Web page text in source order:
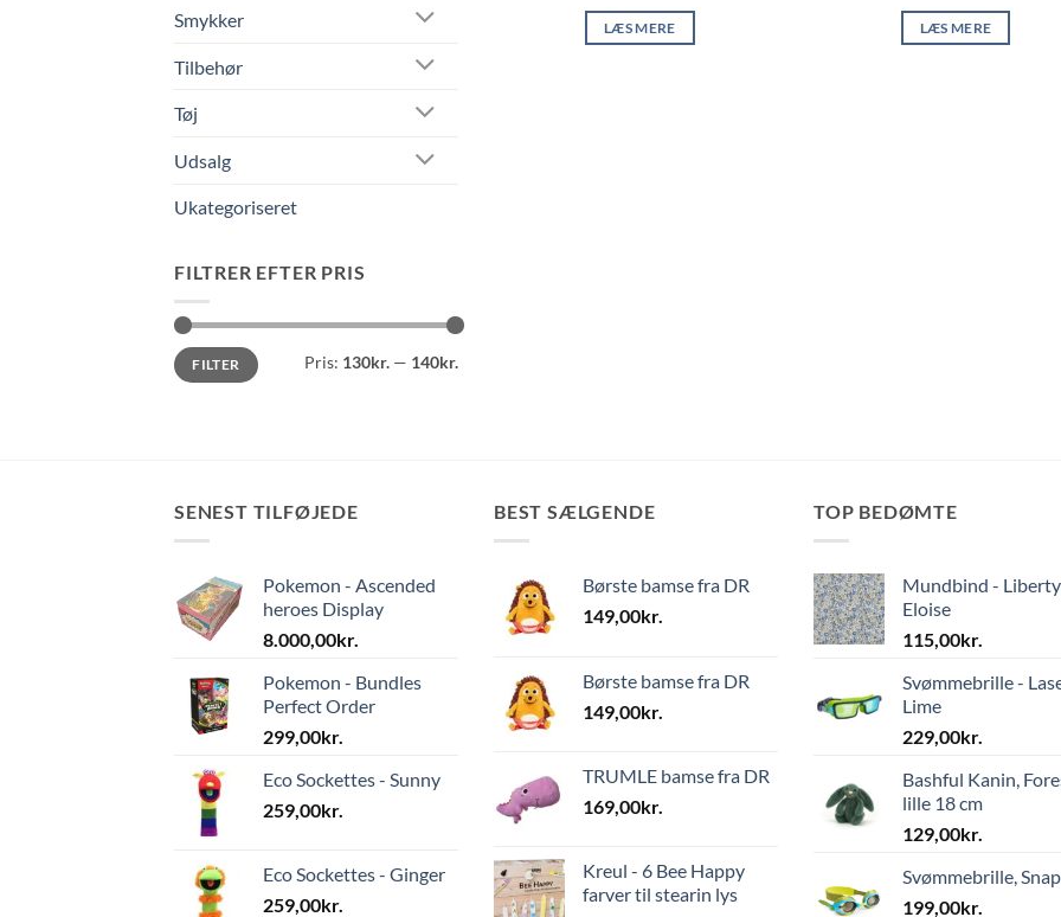
Smykker
Tilbehør
Tøj
Udsalg
Ukategoriseret
FILTRER EFTER PRIS
Mindste
pris
Højeste
prisFILTER Pris: 130kr. — 140kr.
LÆS MERE LÆS MERE
SENEST TILFØJEDE
Pokemon - Ascended
heroes Display
8.000,00kr.
Pokemon - Bundles
Perfect Order
299,00kr.
Eco Sockettes - Sunny
259,00kr.
Eco Sockettes - Ginger
259,00kr.
BEST SÆLGENDE
Børste bamse fra DR
149,00kr.
Børste bamse fra DR
149,00kr.
TRUMLE bamse fra DR
169,00kr.
Kreul - 6 Bee Happy
farver til stearin lys
TOP BEDØMTE
Mundbind - Liberty
Eloise
115,00kr.
Svømmebrille -
Lime
229,00kr.
Bashful Kanin,
lille 18 cm
129,00kr.
Svømmebrille,
199,00kr.